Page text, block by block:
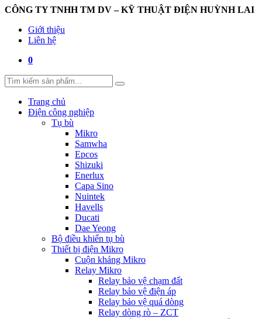
CÔNG TY TNHH TM DV – KỸ THUẬT ĐIỆN HUỲNH LAI
Giới thiệu
Liên hệ
0
Trang chủ
Điện công nghiệp
Tụ bù
Mikro
Samwha
Epcos
Shizuki
Enerlux
Capa Sino
Nuintek
Havells
Ducati
Dae Yeong
Bộ điều khiển tụ bù
Thiết bị điện Mikro
Cuộn kháng Mikro
Relay Mikro
Relay bảo vệ chạm đất
Relay bảo vệ điện áp
Relay bảo vệ quá dòng
Relay dòng rò – ZCT